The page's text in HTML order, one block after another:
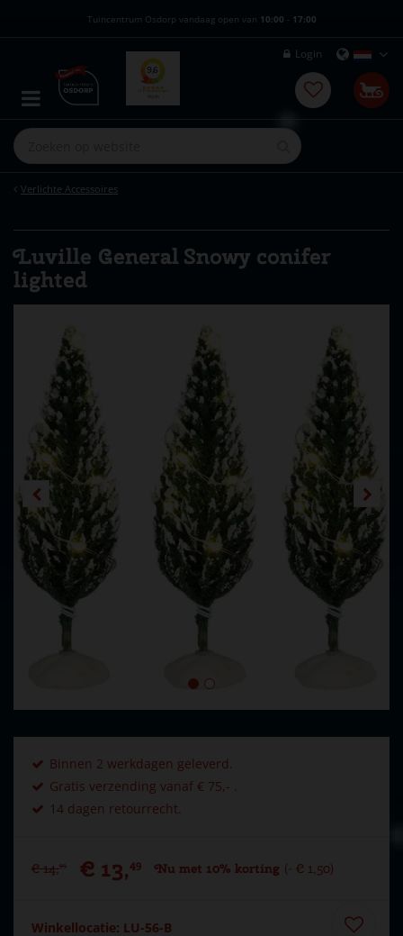
Verlichte Accessoires
Tuincentrum Osdorp vandaag open van 10:00 - 17:00
Login
Luville General Snowy conifer
lighted
Binnen 2 werkdagen geleverd.
Gratis verzending vanaf € 75,- .
14 dagen retourrecht.
€ 14,99 € 13,49 Nu met 10% korting € 1,50
Winkellocatie: LU-56-B